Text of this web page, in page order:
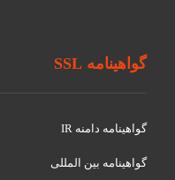
گواهینامه SSL
گواهينامه دامنه IR
گواهينامه بین المللی